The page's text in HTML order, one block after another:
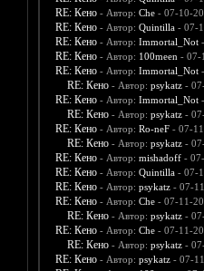
RE: Кено - Автор: Che- 07-10-
RE: Кено - Автор: Quintilla- 07-
RE: Кено - Автор: Immortal_Not-
RE: Кено - Автор: 100meen - 07-
RE: Кено - Автор: Immortal_Not-
RE: Кено - Автор: psykatz-
RE: Кено - Автор: Immortal_Not-
RE: Кено - Автор: psykatz-
RE: Кено - Автор: Ro-neF- 07-
RE: Кено - Автор: psykatz-
RE: Кено - Автор: mishadoff- 07-
RE: Кено - Автор: Quintilla- 07-
RE: Кено - Автор: psykatz- 07-
RE: Кено - Автор: Che- 07-11-
RE: Кено - Автор: psykatz-
RE: Кено - Автор: Che- 07-11-
RE: Кено - Автор: psykatz-
RE: Кено - Автор: psykatz- 07-